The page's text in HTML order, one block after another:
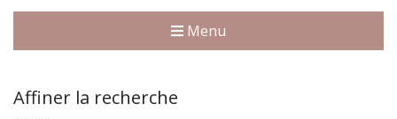
Menu
Affiner la recherche